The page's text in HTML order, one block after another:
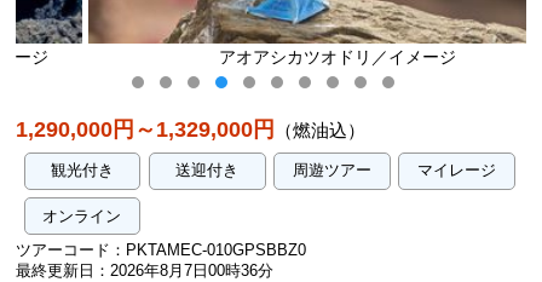
アオアシカツオドリ／イメージ
1,290,000円～1,329,000円 （燃油込）
観光付き 送迎付き 周遊ツアー マイレージ
オンライン
ツアーコード：PKTAMEC-010GPSBBZ0
最終更新日：2026年8月7日00時36分